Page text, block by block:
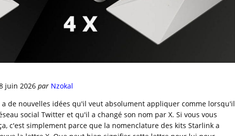
juin 2026par Nzokal
de nouvelles idées qu'il veut absolument appliquer comme lorsqu'il
social Twitter et qu'il a changé son nom par X. Si vous vous
c'est simplement parce que la nomenclature des kits Starlink a